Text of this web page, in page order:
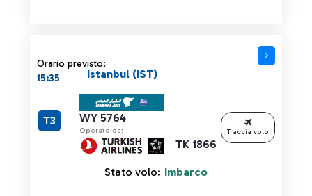
Orario previsto:
15:35
WY 5764
Operato da:
TK 1866
Istanbul (IST)
T3
Stato volo: Imbarco
Traccia volo